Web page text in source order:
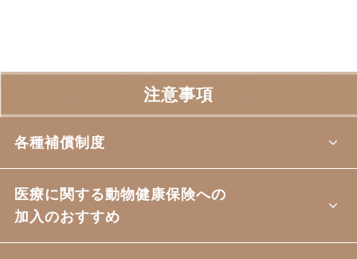
注意事項
各種補償制度
医療に関する動物健康保険への
加入のおすすめ